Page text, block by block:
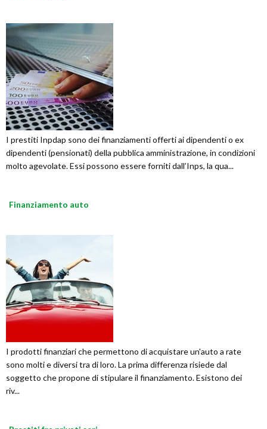
I prestiti Inpdap sono dei finanziamenti offerti ai dipendenti o ex
dipendenti (pensionati) della pubblica amministrazione, in condizioni
molto agevolate. Essi possono essere forniti dall’Inps, la qua...
Finanziamento auto
I prodotti finanziari che permettono di acquistare un'auto a rate
sono molti e diversi tra di loro. La prima differenza risiede dal
soggetto che propone di stipulare il finanziamento. Esistono dei
riv...